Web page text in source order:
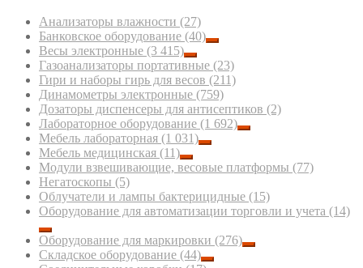
Анализаторы влажности (27)
Банковское оборудование (40)
Весы электронные (3 415)
Газоанализаторы портативные (23)
Гири и наборы гирь для весов (211)
Динамометры электронные (759)
Дозаторы диспенсеры для антисептиков (2)
Лабораторное оборудование (1 692)
Мебель лабораторная (1 031)
Мебель медицинская (11)
Модули взвешивающие, весовые платформы (77)
Негатоскопы (5)
Облучатели и лампы бактерицидные (15)
Оборудование для автоматизации торговли и учета (14)
Оборудование для маркировки (276)
Складское оборудование (44)